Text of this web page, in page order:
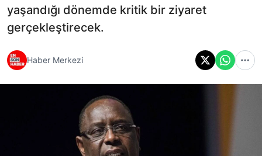
yaşandığı dönemde kritik bir ziyaret
gerçekleştirecek.
Haber Merkezi